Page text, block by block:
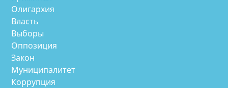
Олигархия
Власть
Выборы
Оппозиция
Закон
Муниципалитет
Коррупция